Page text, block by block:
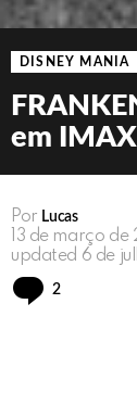
DISNEY MANIA
em
Por Lucas
13 de março
updated 6 de
2